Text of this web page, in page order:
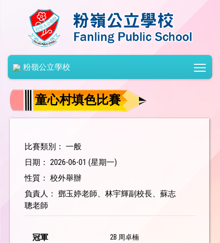
粉嶺公立學校
童心村填色比賽
比賽類別： 一般
日期： 2026-06-01 (星期一)
性質： 校外舉辦
負責人： 鄧玉婷老師、林宇輝副校長、蘇志
聰老師
冠軍 2B 周卓楠